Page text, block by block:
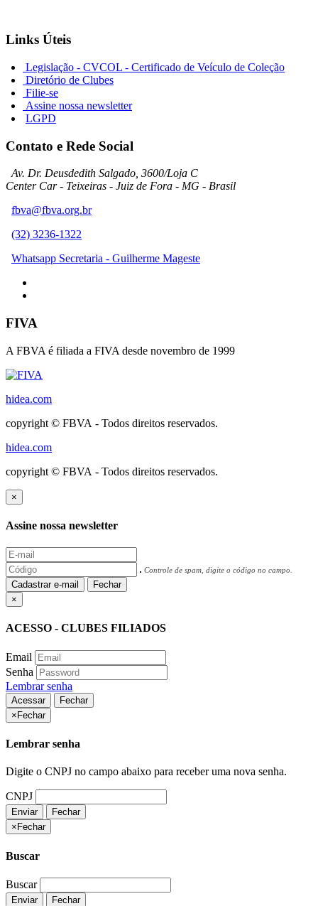
Links Úteis
Legislação - CVCOL - Certificado de Veículo de Coleção
Diretório de Clubes
Filie-se
Assine nossa newsletter
LGPD
Contato e Rede Social
Av. Dr. Deusdedith Salgado, 3600/Loja C
Center Car - Teixeiras - Juiz de Fora - MG - Brasil
fbva@fbva.org.br
(32) 3236-1322
Whatsapp Secretaria - Guilherme Mageste
FIVA
A FBVA é filiada a FIVA desde novembro de 1999
hidea.com
copyright © FBVA - Todos direitos reservados.
hidea.com
copyright © FBVA - Todos direitos reservados.
×
Assine nossa newsletter
Controle de spam, digite o código no campo.
Cadastrar e-mail
Fechar
×
ACESSO - CLUBES FILIADOS
Email
Senha
Lembrar senha
Acessar
Fechar
× Fechar
Lembrar senha
Digite o CNPJ no campo abaixo para receber uma nova senha.
CNPJ
Enviar
Fechar
× Fechar
Buscar
Buscar
Enviar Fechar